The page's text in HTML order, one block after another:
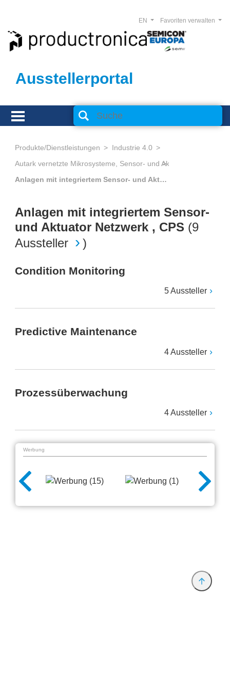
Ausstellerportal
Favoriten verwalten
EN
Produkte/Dienstleistungen Industrie 4.0
Anlagen mit integriertem Sensor- und Aktuator Netzwerk , CPS
Anlagen mit integriertem Sensor-
und Aktuator Netzwerk , CPS (9
Aussteller
)
Condition Monitoring
5 Aussteller
Predictive Maintenance
4 Aussteller
Prozessüberwachung
4 Aussteller
Werbung